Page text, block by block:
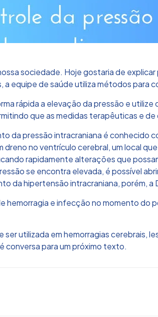
sociedade. Hoje gostaria de
equipe de saúde utiliza métodos para
rápida a elevação da pressão e
que as medidas terapêuticas e
da pressão intracraniana é conhecido
no ventrículo cerebral, um local
rapidamente alterações que
se encontra elevada, é possível
da hipertensão intracraniana, porém, a
hemorragia e infecção no momento
ser utilizada em hemorragias
conversa para um próximo texto.